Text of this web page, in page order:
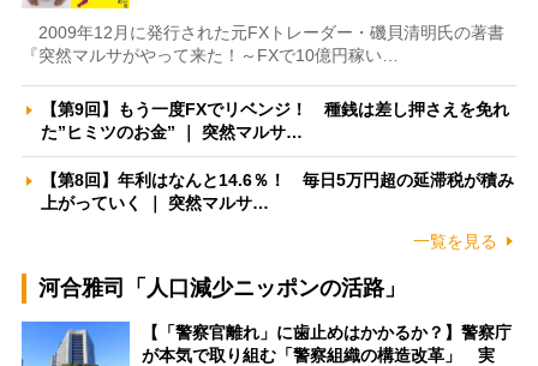
2009年12月に発行された元FXトレーダー・磯貝清明氏の著書
『突然マルサがやって来た！～FXで10億円稼い…
【第9回】もう一度FXでリベンジ！ 種銭は差し押さえを免れ
た”ヒミツのお金” ｜ 突然マルサ…
【第8回】年利はなんと14.6％！ 毎日5万円超の延滞税が積み
上がっていく ｜ 突然マルサ…
一覧を見る
河合雅司「人口減少ニッポンの活路」
【「警察官離れ」に歯止めはかかるか？】警察庁
が本気で取り組む「警察組織の構造改革」 実